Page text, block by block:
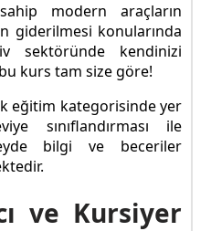
modern araçların
giderilmesi konularında
sektöründe kendinizi
kurs tam size göre!
eğitim kategorisinde yer
sınıflandırması ile
bilgi ve beceriler
ve Kursiyer